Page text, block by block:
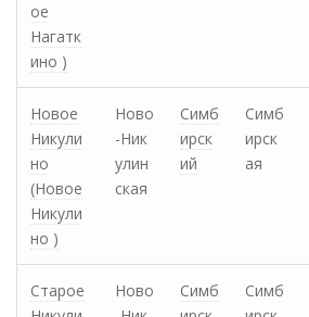
ое
Нагатк
ино )
Новое
Никули
но
(Новое
Никули
но )
Ново
-Ник
улин
ская
Симб
ирск
ий
Симб
ирск
ая
Старое
Ново
Симб
Симб